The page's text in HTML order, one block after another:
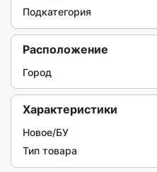
Подкатегория
Расположение
Город
Характеристики
Новое/БУ
Тип товара